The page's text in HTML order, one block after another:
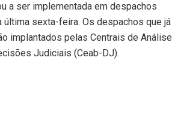
a ser implementada em despachos
sexta-feira. Os despachos que já
implantados pelas Centrais de Análise
Judiciais (Ceab-DJ).